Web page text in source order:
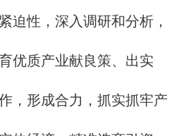
迫性，深入调研和分析，
优质产业献良策、出实
，形成合力，抓实抓牢产